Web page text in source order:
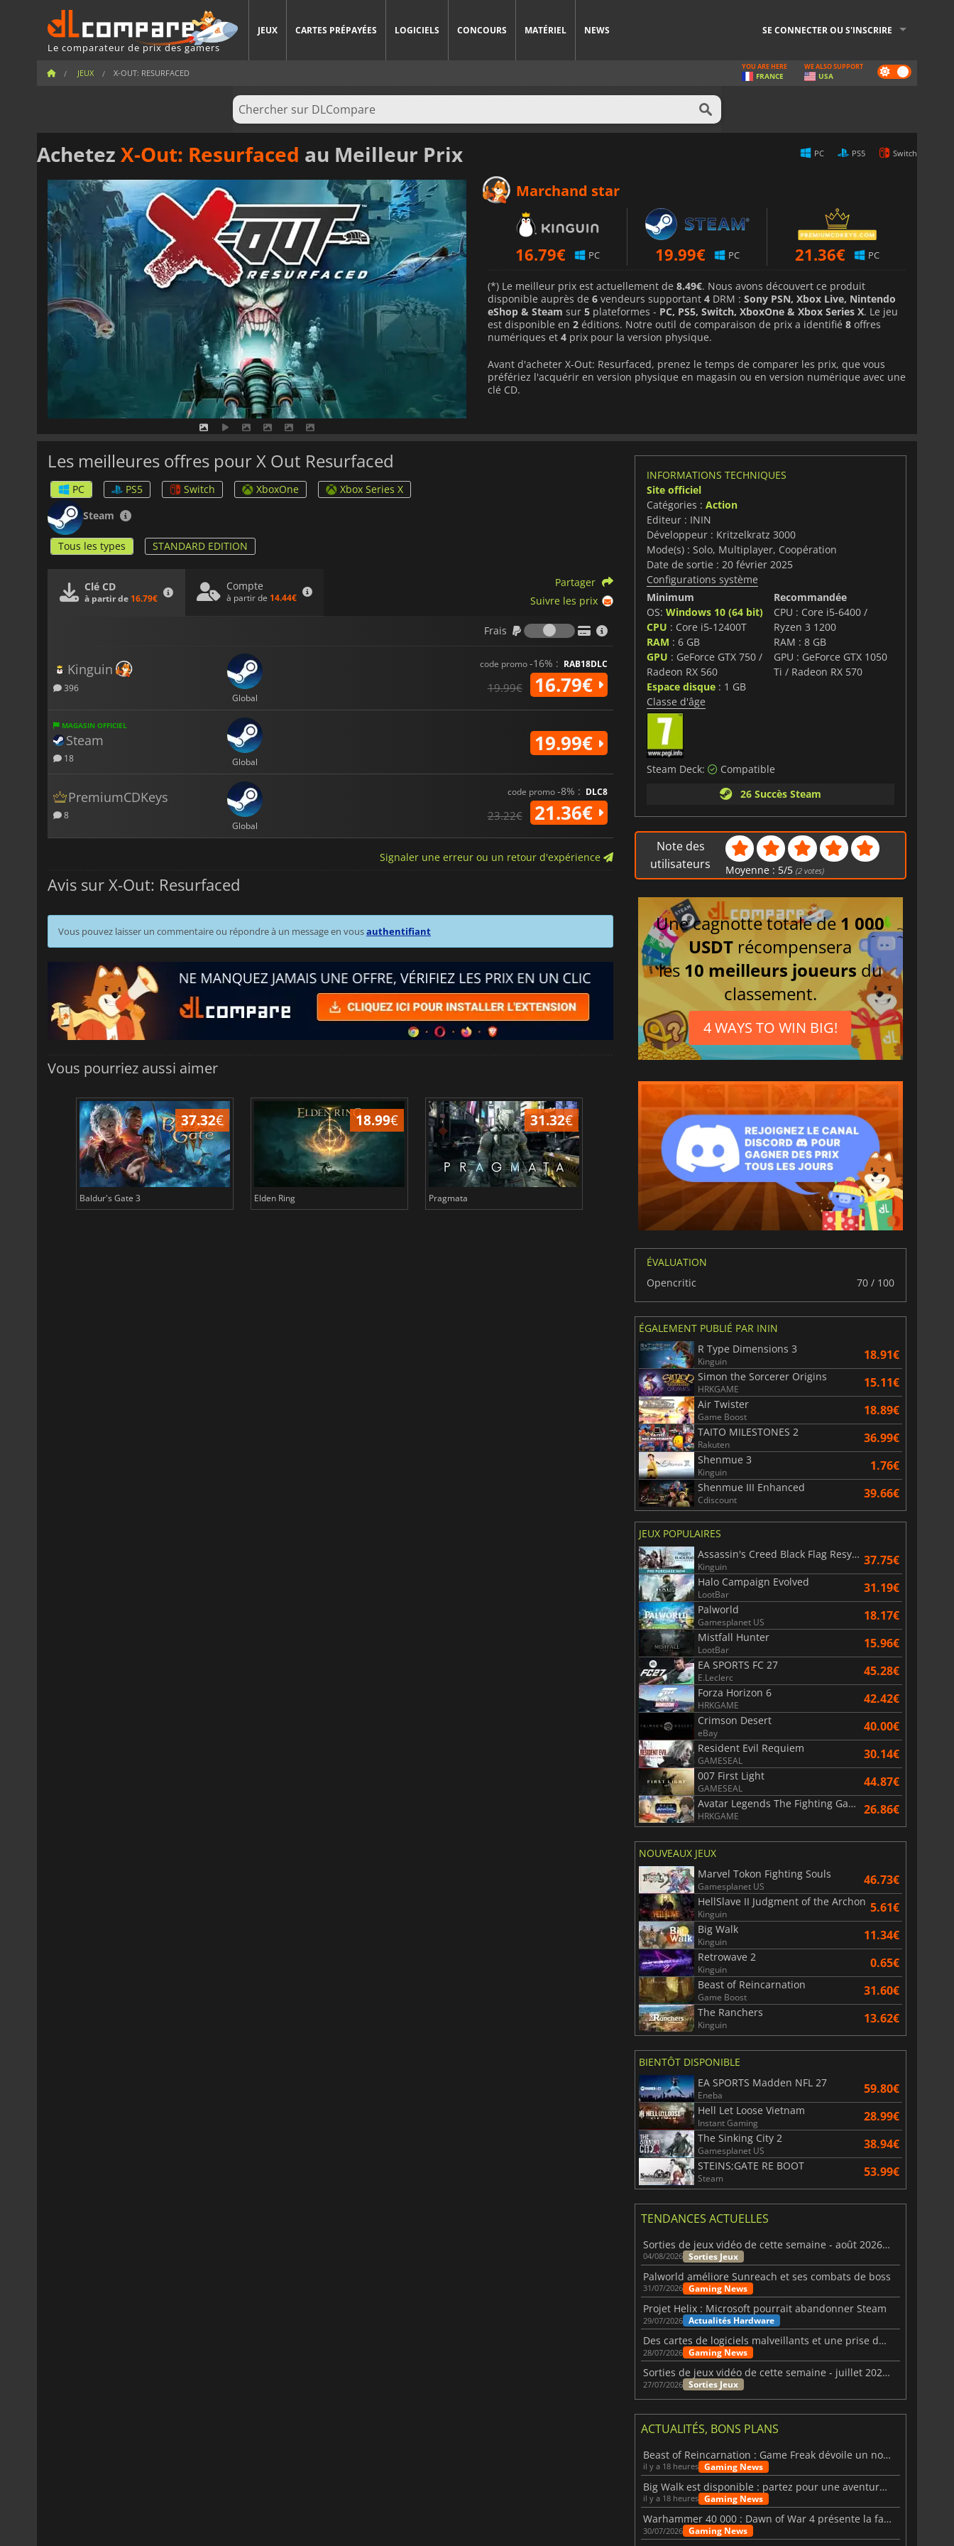
Le comparateur de prix des gamers
JEUX CARTES PRÉPAYÉES LOGICIELS CONCOURS MATÉRIEL NEWS SE CONNECTER OU S'INSCRIRE
JEUX X-OUT: RESURFACED Dark
mode
YOU ARE HERE
FRANCE
WE ALSO SUPPORT
USA
Achetez X-Out: Resurfaced au Meilleur Prix PC PS5 Switch
Marchand star
16.79€ PC 19.99€ PC 21.36€ PC
(*) Le meilleur prix est actuellement de 8.49€. Nous avons découvert ce produit
disponible auprès de 6 vendeurs supportant 4 DRM : Sony PSN, Xbox Live, Nintendo
eShop & Steam sur 5 plateformes - PC, PS5, Switch, XboxOne & Xbox Series X. Le jeu
est disponible en 2 éditions. Notre outil de comparaison de prix a identifié 8 offres
numériques et 4 prix pour la version physique.
Avant d'acheter X-Out: Resurfaced, prenez le temps de comparer les prix, que vous
préfériez l'acquérir en version physique en magasin ou en version numérique avec une
clé CD.
Les meilleures offres pour X Out Resurfaced
PC PS5 Switch XboxOne
Xbox Series X
Steam
Tous les types STANDARD EDITION
Clé CD
à partir de 16.79€
Compte
à partir de 14.44€
Partager
Suivre les prix
Frais
Frais
Kinguin
396
Global
code promo-16% : RAB18DLC
19.99€ 16.79€
MAGASIN OFFICIEL
Steam
18 Global
19.99€
PremiumCDKeys
8
Global
code promo-8% : DLC8
23.22€ 21.36€
Signaler une erreur ou un retour d'expérience
Avis sur X-Out: Resurfaced
Vous pouvez laisser un commentaire ou répondre à un message en vousauthentifiant
Vous pourriez aussi aimer
37.32€
Baldur's Gate 3
18.99€
Elden Ring
31.32€
Pragmata
6.75€
Total War WARHAMMER 3
15.48
Lies Of P
INFORMATIONS TECHNIQUES
Site officiel
Catégories : Action
Editeur : ININ
Développeur : Kritzelkratz 3000
Mode(s) : Solo, Multiplayer, Coopération
Date de sortie : 20 février 2025
Configurations système
Minimum
OS: Windows 10 (64 bit)
CPU : Core i5-12400T
RAM : 6 GB
GPU : GeForce GTX 750 /
Radeon RX 560
Espace disque: 1 GB
Recommandée
CPU : Core i5-6400 /
Ryzen 3 1200
RAM : 8 GB
GPU : GeForce GTX 1050
Ti / Radeon RX 570
Classe d'âge
Steam Deck:
Compatible
26 Succès Steam
Note des
utilisateurs
Moyenne : 5/5 (2 votes)
Une cagnotte totale de 1 000
USDT récompensera
les 10 meilleurs joueurs du
classement.
4 WAYS TO WIN BIG!
ÉVALUATION
Opencritic
70 / 100
ÉGALEMENT PUBLIÉ PAR ININ
R Type Dimensions 3
Kinguin 18.91€
Simon the Sorcerer Origins
HRKGAME 15.11€
Air Twister
Game Boost 18.89€
TAITO MILESTONES 2
Rakuten 36.99€
Shenmue 3
Kinguin 1.76€
Shenmue III Enhanced
Cdiscount 39.66€
JEUX POPULAIRES
Assassin's Creed Black Flag Resynced
Kinguin 37.75€
Halo Campaign Evolved
LootBar 31.19€
Palworld
Gamesplanet US 18.17€
Mistfall Hunter
LootBar 15.96€
EA SPORTS FC 27
E.Leclerc 45.28€
Forza Horizon 6
HRKGAME 42.42€
Crimson Desert
eBay 40.00€
Resident Evil Requiem
GAMESEAL 30.14€
007 First Light
GAMESEAL 44.87€
Avatar Legends The Fighting Game
HRKGAME 26.86€
NOUVEAUX JEUX
Marvel Tokon Fighting Souls
Gamesplanet US 46.73€
HellSlave II Judgment of the Archon
Kinguin 5.61€
Big Walk
Kinguin 11.34€
Retrowave 2
Kinguin 0.65€
Beast of Reincarnation
Game Boost 31.60€
The Ranchers
Kinguin 13.62€
BIENTÔT DISPONIBLE
EA SPORTS Madden NFL 27
Eneba 59.80€
Hell Let Loose Vietnam
Instant Gaming 28.99€
The Sinking City 2
Gamesplanet US 38.94€
STEINS;GATE RE BOOT
Steam 53.99€
TENDANCES ACTUELLES
Sorties de jeux vidéo de cette semaine - août 2026 (semaine 32)
04/08/2026 Sorties Jeux
Palworld améliore Sunreach et ses combats de boss
31/07/2026 Gaming News
Projet Helix : Microsoft pourrait abandonner Steam
29/07/2026 Actualités Hardware
Des cartes de logiciels malveillants et une prise de contrôle de Discord ont touché Meccha Chameleon
28/07/2026 Gaming News
Sorties de jeux vidéo de cette semaine - juillet 2026 (semaine 31)
27/07/2026 Sorties Jeux
ACTUALITÉS, BONS PLANS
Beast of Reincarnation : Game Freak dévoile un nouveau pari
il y a 18 heures Gaming News
Big Walk est disponible : partez pour une aventure entre amis
il y a 18 heures Gaming News
Warhammer 40 000 : Dawn of War 4 présente la faction des Nécrons
30/07/2026 Gaming News